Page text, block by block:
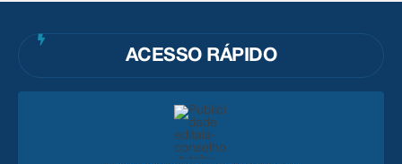
ACESSO RÁPIDO